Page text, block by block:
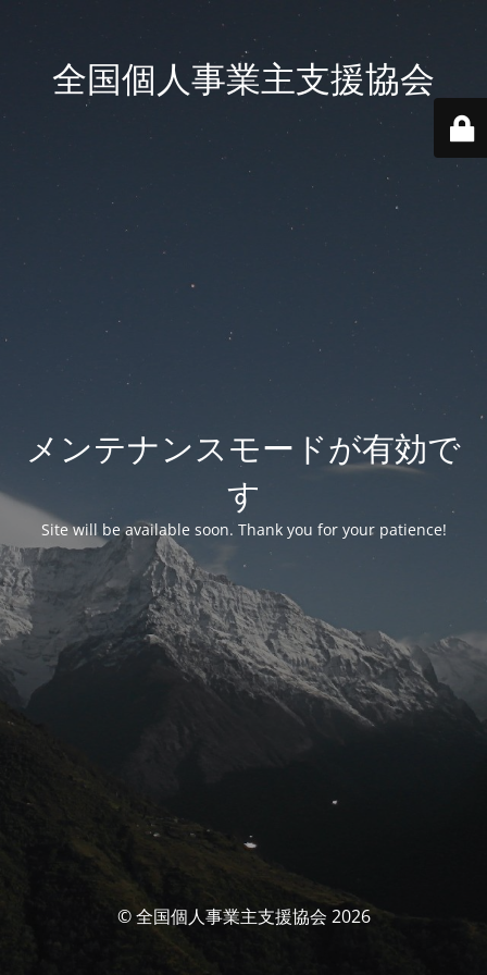
全国個人事業主支援協会
メンテナンスモードが有効で
す
Site will be available soon. Thank you for your patience!
© 全国個人事業主支援協会 2026